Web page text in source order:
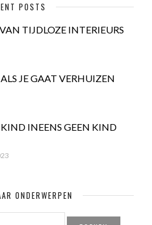
POSTS
TIJDLOZE INTERIEURS
JE GAAT VERHUIZEN
KIND INEENS GEEN KIND
ONDERWERPEN